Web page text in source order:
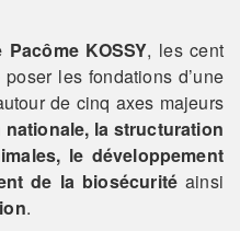
Pacôme KOSSY, les cent
les fondations d’une
de cinq axes majeurs
la structuration
le développement
de la biosécuritéainsi
.